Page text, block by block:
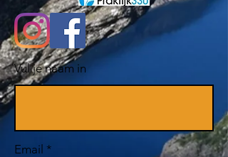
Vul je naam in
Email